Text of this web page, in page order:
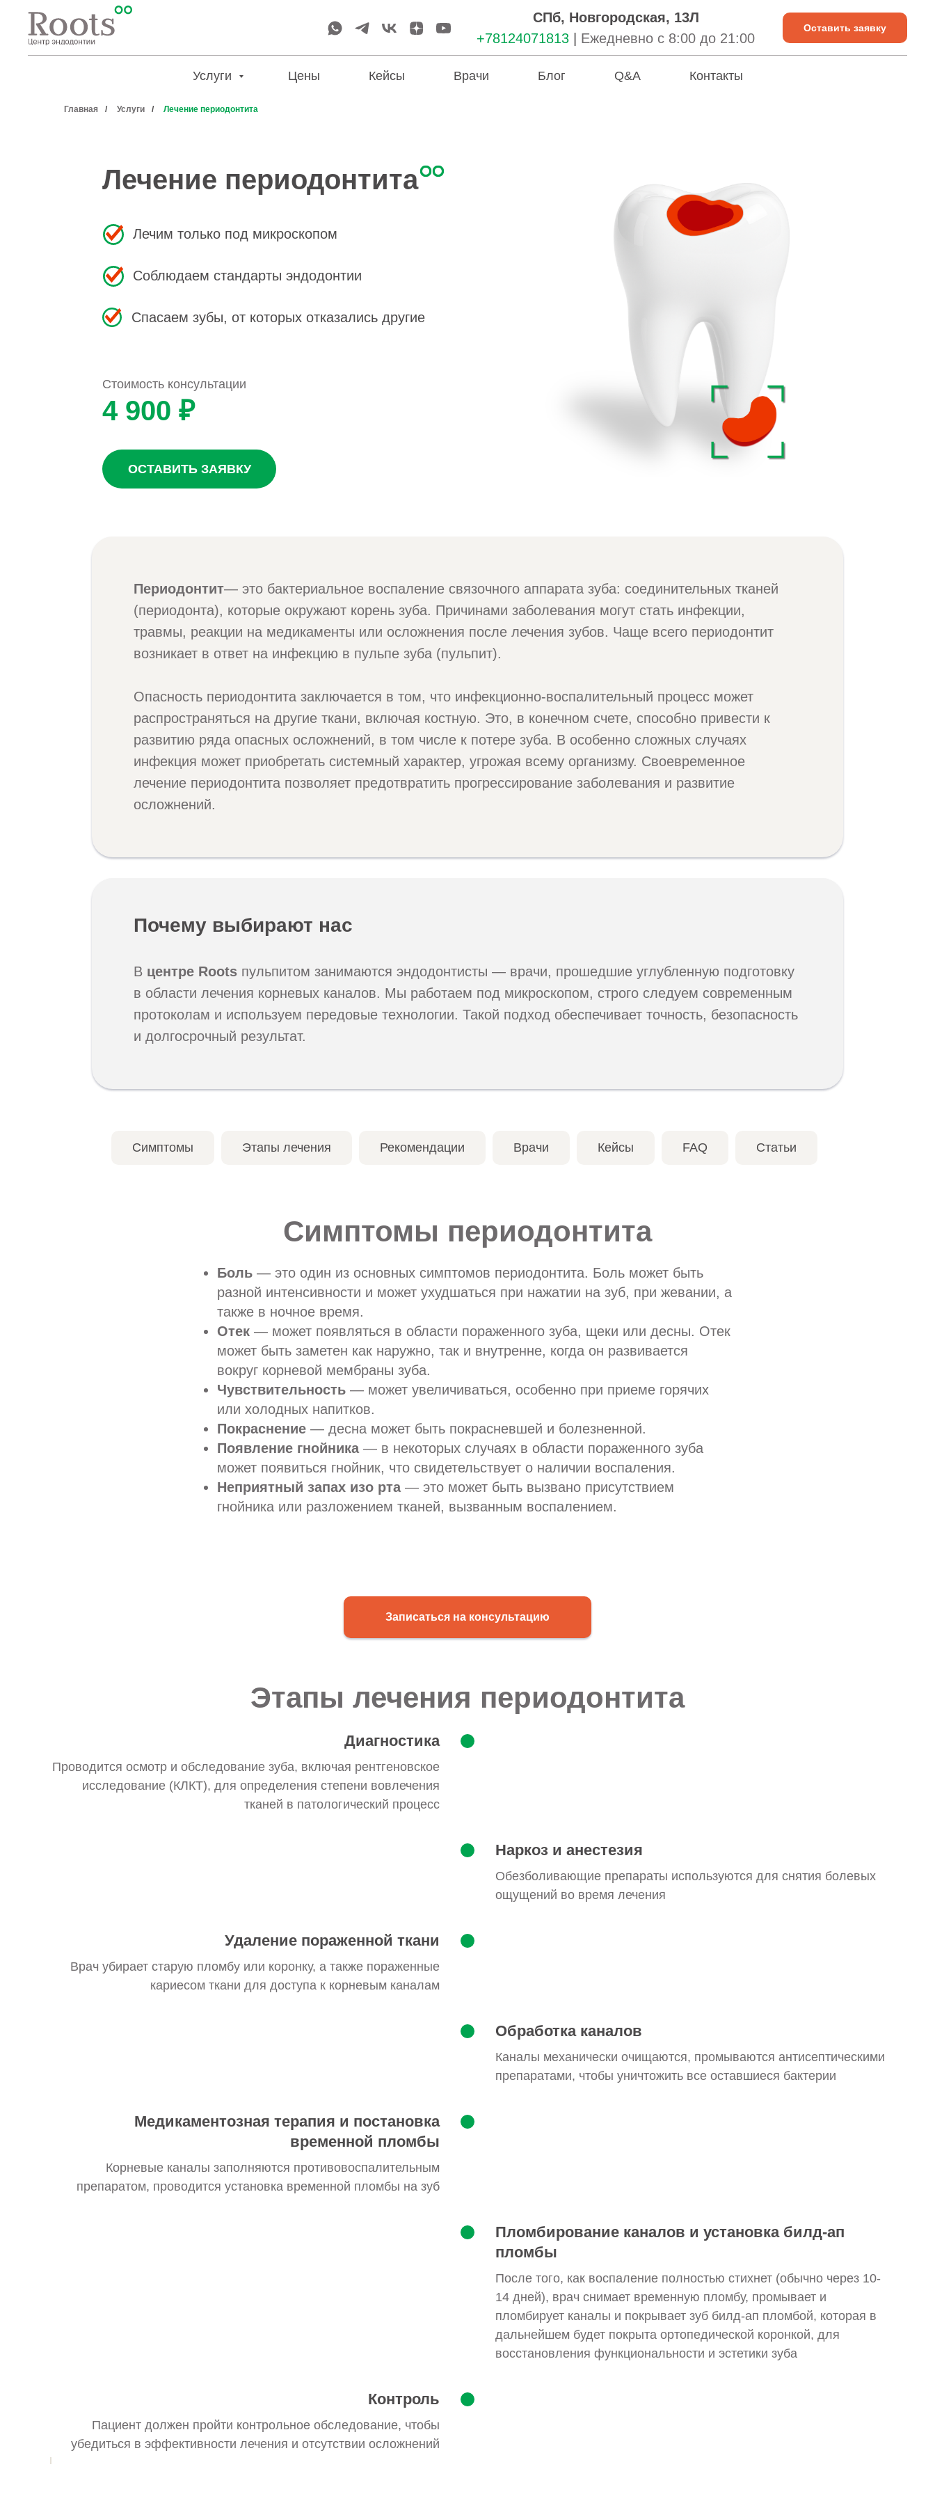
СПб, Новгородская, 13Л
+78124071813
Ежедневно с 8:00 до 21:00
Оставить заявку
Услуги Цены Кейсы Врачи Блог Q&A Контакты
Главная / Услуги / Лечение периодонтита
Лечение периодонтита
ОСТАВИТЬ ЗАЯВКУ
Спасаем зубы, от которых отказались другие
Соблюдаем стандарты эндодонтии
Лечим только под микроскопом
4 900 ₽
Стоимость консультации
Периодонтит— это бактериальное воспаление связочного аппарата зуба: соединительных тканей
(периодонта), которые окружают корень зуба. Причинами заболевания могут стать инфекции,
травмы, реакции на медикаменты или осложнения после лечения зубов. Чаще всего периодонтит
возникает в ответ на инфекцию в пульпе зуба (пульпит).
Опасность периодонтита заключается в том, что инфекционно-воспалительный процесс может
распространяться на другие ткани, включая костную. Это, в конечном счете, способно привести к
развитию ряда опасных осложнений, в том числе к потере зуба. В особенно сложных случаях
инфекция может приобретать системный характер, угрожая всему организму. Своевременное
лечение периодонтита позволяет предотвратить прогрессирование заболевания и развитие
осложнений.
Почему выбирают нас
В центре Roots пульпитом занимаются эндодонтисты — врачи, прошедшие углубленную подготовку
в области лечения корневых каналов. Мы работаем под микроскопом, строго следуем современным
протоколам и используем передовые технологии. Такой подход обеспечивает точность, безопасность
и долгосрочный результат.
Симптомы Этапы лечения Рекомендации Врачи Кейсы FAQ Статьи
Симптомы периодонтита
Боль — это один из основных симптомов периодонтита. Боль может быть
разной интенсивности и может ухудшаться при нажатии на зуб, при жевании, а
также в ночное время.
Отек — может появляться в области пораженного зуба, щеки или десны. Отек
может быть заметен как наружно, так и внутренне, когда он развивается
вокруг корневой мембраны зуба.
Чувствительность — может увеличиваться, особенно при приеме горячих
или холодных напитков.
Покраснение — десна может быть покрасневшей и болезненной.
Появление гнойника— в некоторых случаях в области пораженного зуба
может появиться гнойник, что свидетельствует о наличии воспаления.
Неприятный запах изо рта— это может быть вызвано присутствием
гнойника или разложением тканей, вызванным воспалением.
Записаться на консультацию
Этапы лечения периодонтита
Диагностика
Проводится осмотр и обследование зуба, включая рентгеновское
исследование (КЛКТ), для определения степени вовлечения
тканей в патологический процесс
Наркоз и анестезия
Обезболивающие препараты используются для снятия болевых
ощущений во время лечения
Удаление пораженной ткани
Врач убирает старую пломбу или коронку, а также пораженные
кариесом ткани для доступа к корневым каналам
Обработка каналов
Каналы механически очищаются, промываются антисептическими
препаратами, чтобы уничтожить все оставшиеся бактерии
Медикаментозная терапия и постановка
временной пломбы
Корневые каналы заполняются противовоспалительным
препаратом, проводится установка временной пломбы на зуб
Пломбирование каналов и установка билд-ап
пломбы
После того, как воспаление полностью стихнет (обычно через 10-
14 дней), врач снимает временную пломбу, промывает и
пломбирует каналы и покрывает зуб билд-ап пломбой, которая в
дальнейшем будет покрыта ортопедической коронкой, для
восстановления функциональности и эстетики зуба
Контроль
Пациент должен пройти контрольное обследование, чтобы
убедиться в эффективности лечения и отсутствии осложнений